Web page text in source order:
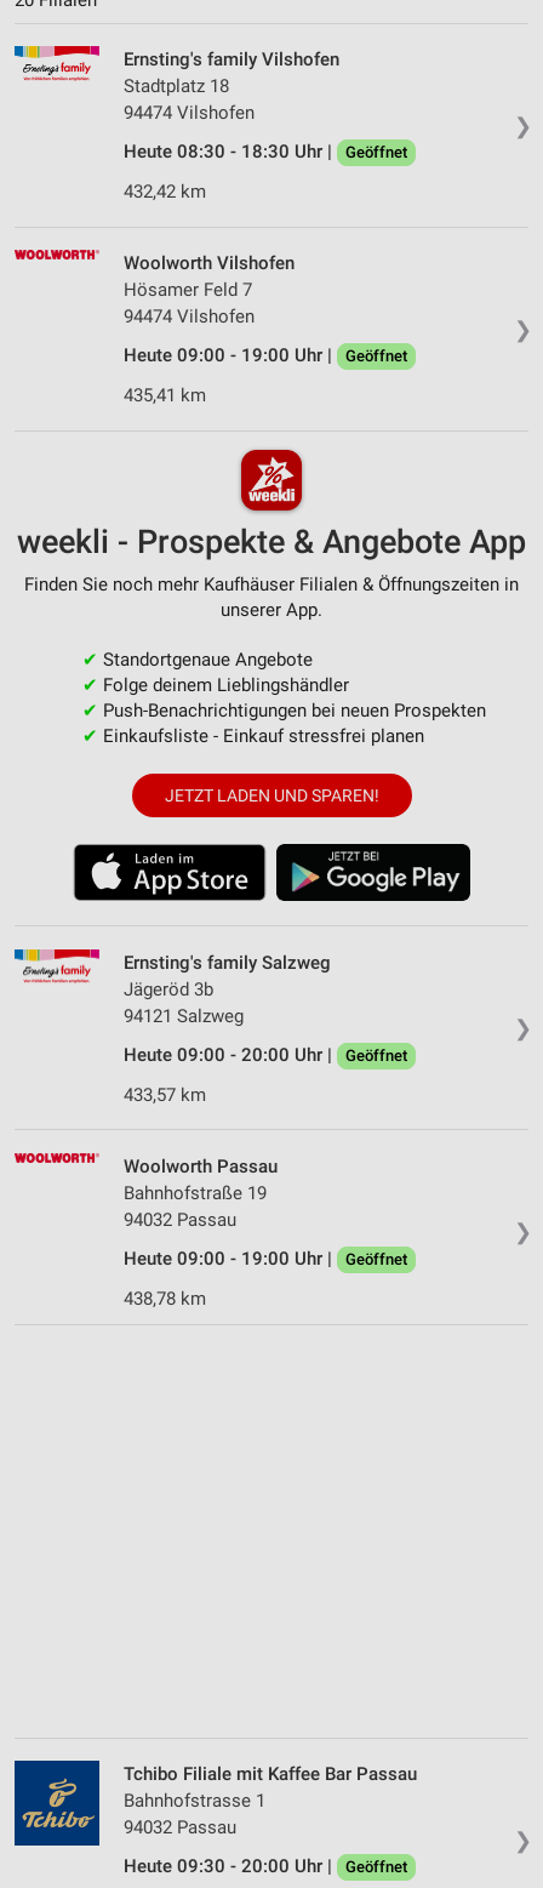
❯
Ernsting's family Vilshofen
Stadtplatz 18
94474 Vilshofen
Heute 08:30 - 18:30 Uhr |
Geöffnet
432,42 km
❯
Woolworth Vilshofen
Hösamer Feld 7
94474 Vilshofen
Heute 09:00 - 19:00 Uhr |
Geöffnet
435,41 km
weekli - Prospekte & Angebote App
Finden Sie noch mehr Kaufhäuser Filialen & Öffnungszeiten in
unserer App.
✔ Standortgenaue Angebote
✔ Folge deinem Lieblingshändler
✔ Push-Benachrichtigungen bei neuen Prospekten
✔ Einkaufsliste - Einkauf stressfrei planen
JETZT LADEN UND SPAREN!
❯
Ernsting's family Salzweg
Jägeröd 3b
94121 Salzweg
Heute 09:00 - 20:00 Uhr |
Geöffnet
433,57 km
❯
Woolworth Passau
Bahnhofstraße 19
94032 Passau
Heute 09:00 - 19:00 Uhr |
Geöffnet
438,78 km
❯
Tchibo Filiale mit Kaffee Bar Passau
Bahnhofstrasse 1
94032 Passau
Heute 09:30 - 20:00 Uhr |
Geöffnet